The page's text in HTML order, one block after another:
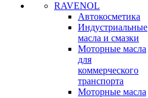
RAVENOL
Автокосметика
Индустриальные
масла и смазки
Моторные масла
для
коммерческого
транспорта
Моторные масла